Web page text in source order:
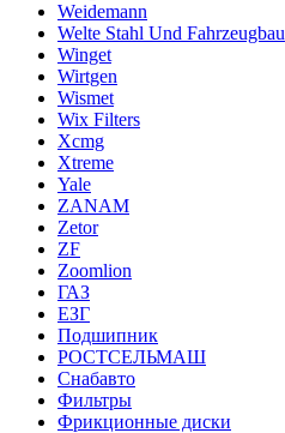
Weidemann
Welte Stahl Und Fahrzeugbau
Winget
Wirtgen
Wismet
Wix Filters
Xcmg
Xtreme
Yale
ZANAM
Zetor
ZF
Zoomlion
ГАЗ
ЕЗГ
Подшипник
РОСТСЕЛЬМАШ
Снабавто
Фильтры
Фрикционные диски